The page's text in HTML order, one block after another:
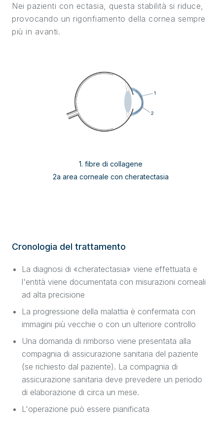
Nei pazienti con ectasia, questa stabilità si riduce,
provocando un rigonfiamento della cornea sempre
più in avanti.
1. fibre di collagene
2a area corneale con cheratectasia
Cronologia del trattamento
La diagnosi di «cheratectasia» viene effettuata e
l'entità viene documentata con misurazioni corneali
ad alta precisione
La progressione della malattia è confermata con
immagini più vecchie o con un ulteriore controllo
Una domanda di rimborso viene presentata alla
compagnia di assicurazione sanitaria del paziente
(se richiesto dal paziente). La compagnia di
assicurazione sanitaria deve prevedere un periodo
di elaborazione di circa un mese.
L'operazione può essere pianificata